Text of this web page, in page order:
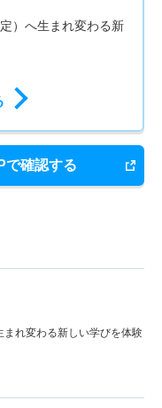
）へ生まれ変わる新
で確認する
れ変わる新しい学びを体験